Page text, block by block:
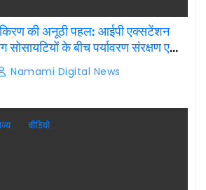
की अनूठी पहल: आईपी एक्सटेंशन
के बीच पर्यावरण संरक्षण एवं
संयोजक लायन सुरेश बिंदल की अहम
Namami Digital News
वीडियो